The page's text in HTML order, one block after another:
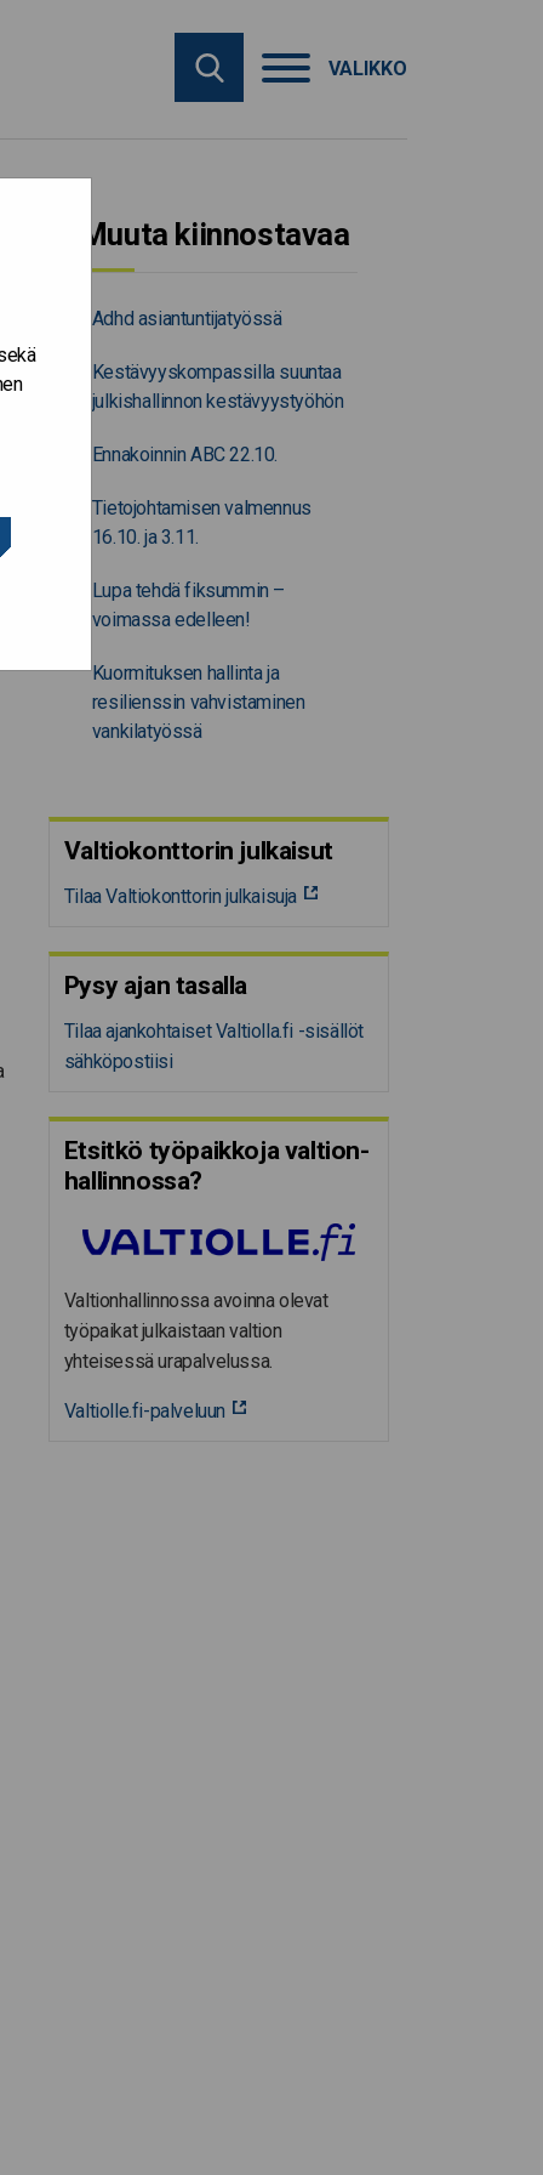
VALIKKO
Muuta kiinnostavaa
Adhd asiantuntijatyössä
Kestävyyskompassilla suuntaa
julkishallinnon kestävyystyöhön
Ennakoinnin ABC 22.10.
Tietojohtamisen valmennus
16.10. ja 3.11.
Lupa tehdä fiksummin –
voimassa edelleen!
Kuormituksen hallinta ja
resilienssin vahvistaminen
vankilatyössä
Valtiokonttorin julkaisut
Tilaa Valtiokonttorin julkaisuja
Pysy ajan tasalla
Tilaa ajankohtaiset Valtiolla.fi -sisällöt
sähköpostiisi
Etsitkö työpaikkoja valtion­
hal­lin­nossa?
Valtionhallinnossa avoinna olevat
työpaikat julkaistaan valtion
yhteisessä urapalvelussa.
Valtiolle.fi-palveluun